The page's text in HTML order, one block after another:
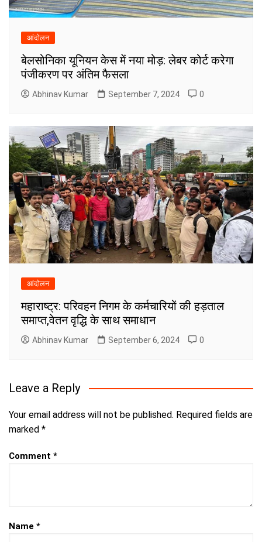
आंदोलन
बेलसोनिका यूनियन केस में नया मोड़: लेबर कोर्ट करेगा
पंजीकरण पर अंतिम फैसला
Abhinav Kumar September 7, 2024 0
आंदोलन
महाराष्ट्र: परिवहन निगम के कर्मचारियों की हड़ताल
समाप्त,वेतन वृद्धि के साथ समाधान
Abhinav Kumar September 6, 2024 0
Leave a Reply
Your email address will not be published. Required fields are
marked *
Comment *
Name *